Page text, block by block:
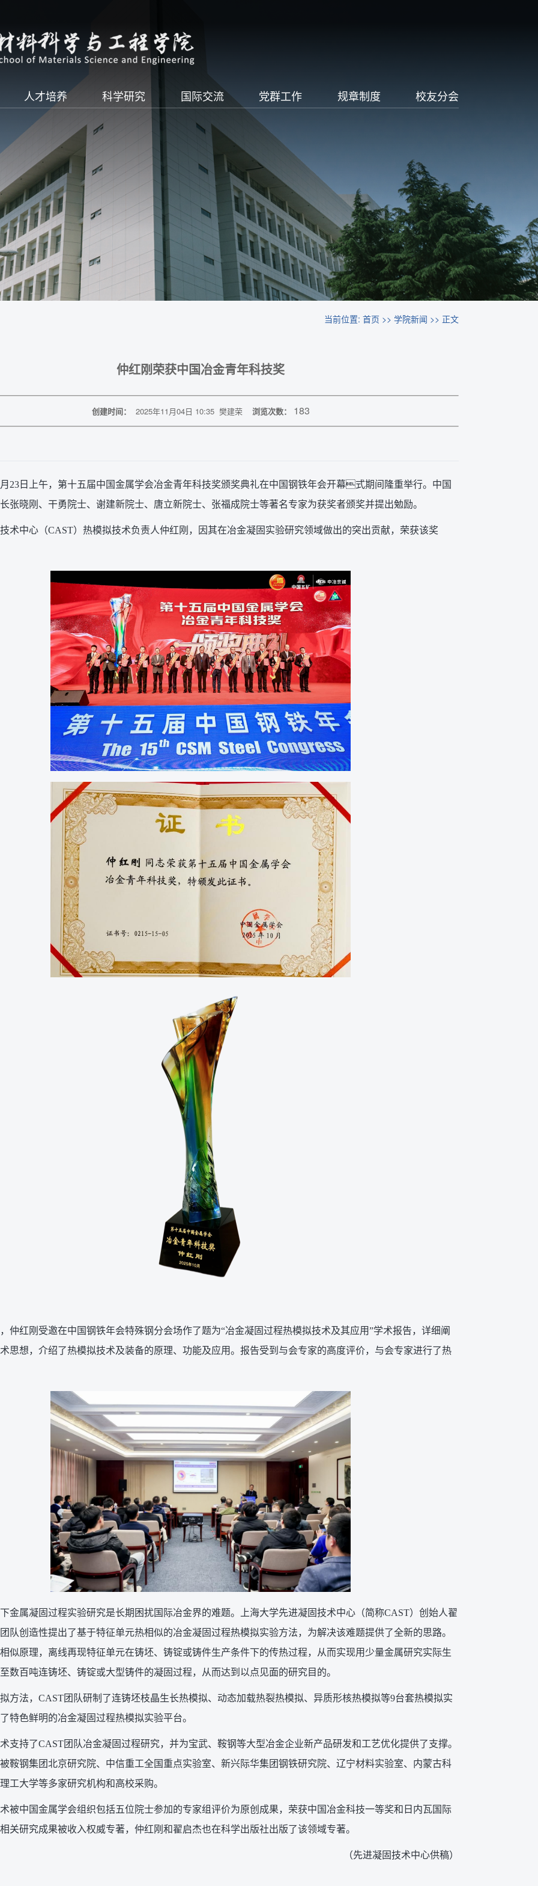
人才培养 科学研究 国际交流 党群工作 规章制度 校友分会
当前位置: 首页 >> 学院新闻 >> 正文
仲红刚荣获中国冶金青年科技奖
创建时间： 2025年11月04日 10:35 樊建荣 浏览次数： 183
月23日上午，第十五届中国金属学会冶金青年科技奖颁奖典礼在中国钢铁年会开幕式期间隆重举行。中国
张晓刚、干勇院士、谢建新院士、唐立新院士、张福成院士等著名专家为获奖者颁奖并提出勉励。
术中心（CAST）热模拟技术负责人仲红刚，因其在冶金凝固实验研究领域做出的突出贡献，荣获该奖
仲红刚受邀在中国钢铁年会特殊钢分会场作了题为“冶金凝固过程热模拟技术及其应用”学术报告，详细阐
思想，介绍了热模拟技术及装备的原理、功能及应用。报告受到与会专家的高度评价，与会专家进行了热
金属凝固过程实验研究是长期困扰国际冶金界的难题。上海大学先进凝固技术中心（简称CAST）创始人翟
队创造性提出了基于特征单元热相似的冶金凝固过程热模拟实验方法，为解决该难题提供了全新的思路。
似原理，离线再现特征单元在铸坯、铸锭或铸件生产条件下的传热过程，从而实现用少量金属研究实际生
数百吨连铸坯、铸锭或大型铸件的凝固过程，从而达到以点见面的研究目的。
方法，CAST团队研制了连铸坯枝晶生长热模拟、动态加载热裂热模拟、异质形核热模拟等9台套热模拟实
特色鲜明的冶金凝固过程热模拟实验平台。
支持了CAST团队冶金凝固过程研究，并为宝武、鞍钢等大型冶金企业新产品研发和工艺优化提供了支撑。
鞍钢集团北京研究院、中信重工全国重点实验室、新兴际华集团钢铁研究院、辽宁材料实验室、内蒙古科
工大学等多家研究机构和高校采购。
被中国金属学会组织包括五位院士参加的专家组评价为原创成果，荣获中国冶金科技一等奖和日内瓦国际
关研究成果被收入权威专著，仲红刚和翟启杰也在科学出版社出版了该领域专著。
（先进凝固技术中心供稿）